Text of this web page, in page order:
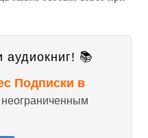
аудиокниг! 📚
Подписки в